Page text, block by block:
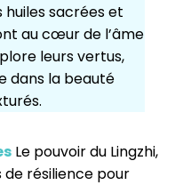
huiles sacrées et
au cœur de l’âme
leurs vertus,
dans la beauté
Le pouvoir du Lingzhi,
résilience pour